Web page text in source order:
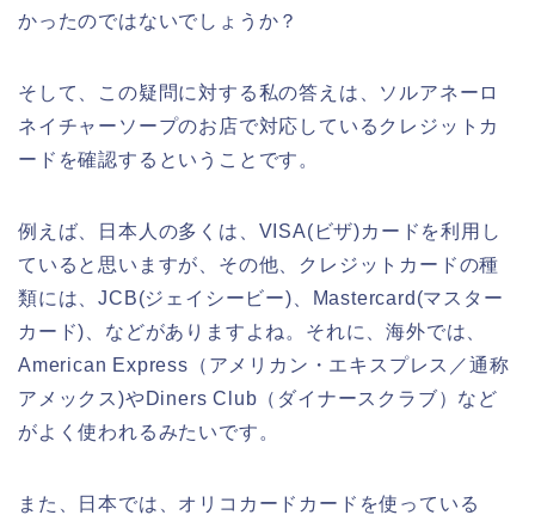
かったのではないでしょうか？
そして、この疑問に対する私の答えは、ソルアネーロ
ネイチャーソープのお店で対応しているクレジットカ
ードを確認するということです。
例えば、日本人の多くは、VISA(ビザ)カードを利用し
ていると思いますが、その他、クレジットカードの種
類には、JCB(ジェイシービー)、Mastercard(マスター
カード)、などがありますよね。それに、海外では、
American Express（アメリカン・エキスプレス／通称
アメックス)やDiners Club（ダイナースクラブ）など
がよく使われるみたいです。
また、日本では、オリコカードカードを使っている